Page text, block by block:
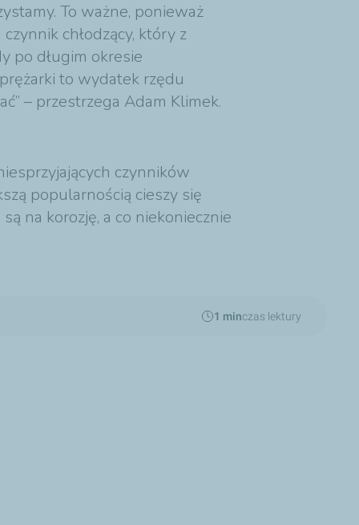
To ważne, ponieważ
chłodzący, który z
po długim okresie
to wydatek rzędu
– przestrzega Adam Klimek.
czynników
popularnością cieszy się
na korozję, a co niekoniecznie
1 minczas lektury